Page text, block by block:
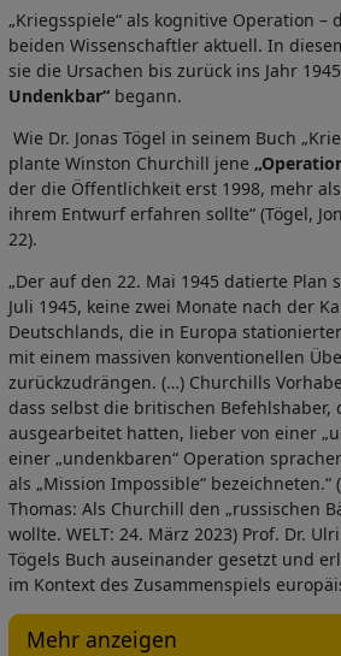
„Kriegsspiele“ als kognitive Operation –
beiden Wissenschaftler aktuell. In
sie die Ursachen bis zurück ins Jahr
Undenkbar“ begann.
Wie Dr. Jonas Tögel in seinem Buch
plante Winston Churchill jene
der die Öffentlichkeit erst 1998, mehr
ihrem Entwurf erfahren sollte“ (Tögel,
22).
„Der auf den 22. Mai 1945 datierte Plan
Juli 1945, keine zwei Monate nach der
Deutschlands, die in Europa
mit einem massiven konventionellen
zurückzudrängen. (…) Churchills
dass selbst die britischen Befehlshaber,
ausgearbeitet hatten, lieber von einer
einer „undenkbaren“ Operation
als „Mission Impossible“ bezeichneten.“
Thomas: Als Churchill den „russischen
wollte. WELT: 24. März 2023) Prof. Dr.
Tögels Buch auseinander gesetzt und
im Kontext des Zusammenspiels
Mehr anzeigen